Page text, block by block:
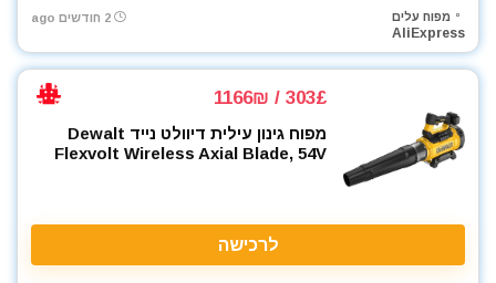
מפוח עלים
AliExpress
2 חודשים ago
303£ / 1166₪
מפוח גינון עילית דיוולט נייד Dewalt
Flexvolt Wireless Axial Blade, 54V
לרכישה